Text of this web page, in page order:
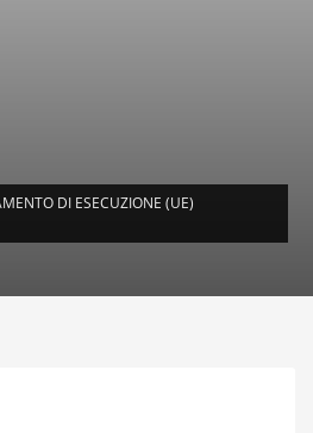
DI ESECUZIONE (UE)